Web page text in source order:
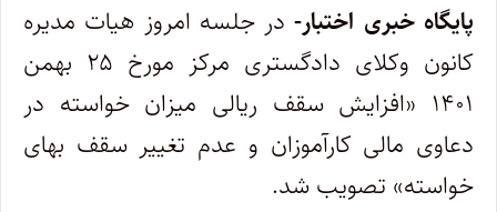
پایگاه خبری اختبار-در جلسه امروز هیات مدیره
کانون وکلای دادگستری مرکز مورخ ۲۵ بهمن
۱۴۰۱ «
افزایش سقف ریالی میزان خواسته در
دعاوی مالی کارآموزان و عدم تغییر سقف بهای
خواسته» تصویب شد.